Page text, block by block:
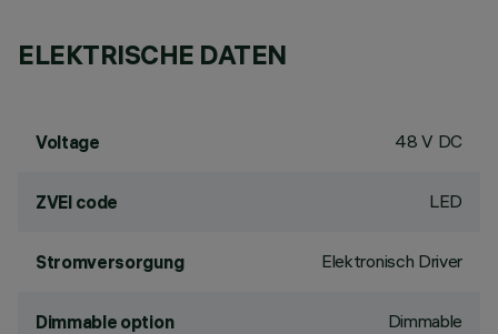
ELEKTRISCHE DATEN
Voltage 48 V DC
ZVEI code LED
Stromversorgung Elektronisch Driver
Dimmable option Dimmable